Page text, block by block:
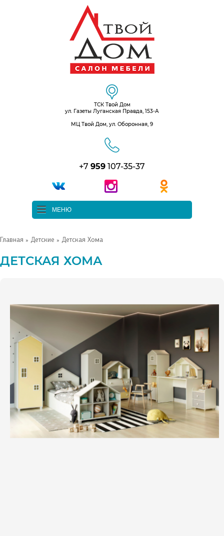
ТСК Твой Дом
ул. Газеты Луганская Правда, 153-А
МЦ Твой Дом, ул. Оборонная, 9
+7 959 107-35-37
МЕНЮ
Главная » Детские » Детская Хома
ДЕТСКАЯ ХОМА